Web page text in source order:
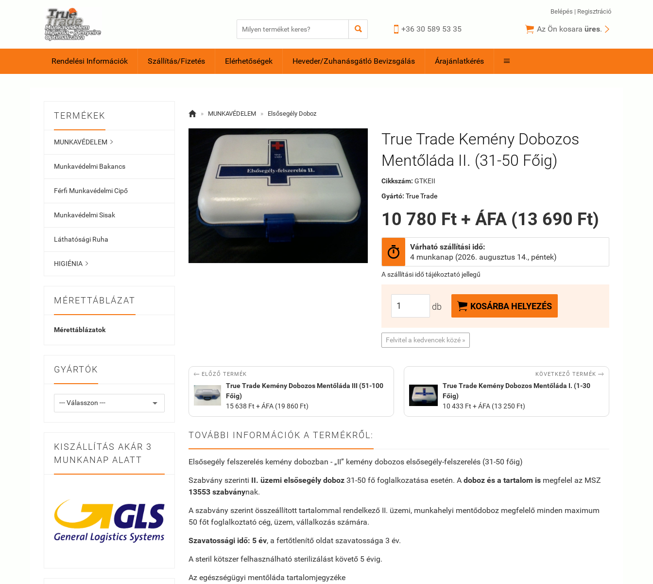
  +36 30 589 53 35  Az Ön kosara üres. 
Belépés | Regisztráció
Rendelési Információk Szállítás/Fizetés Elérhetőségek Heveder/Zuhanásgátló Bevizsgálás Árajánlatkérés 
TERMÉKEK
MUNKAVÉDELEM 
Munkavédelmi Bakancs
Férfi Munkavédelmi Cipő
Munkavédelmi Sisak
Láthatósági Ruha
HIGIÉNIA 
MÉRETTÁBLÁZAT
Mérettáblázatok
GYÁRTÓK
KISZÁLLÍTÁS AKÁR 3
MUNKANAP ALATT
 » MUNKAVÉDELEM » Elsősegély Doboz
True Trade Kemény Dobozos
Mentőláda II. (31-50 Főig)
Cikkszám: GTKEII
Gyártó:True Trade
10 780 Ft + ÁFA (13 690 Ft)

Várható szállítási idő:
4 munkanap (2026. augusztus 14., péntek)
A szállítási idő tájékoztató jellegű
db  KOSÁRBA HELYEZÉS
Felvitel a kedvencek közé »
 ELŐZŐ TERMÉK
True Trade Kemény Dobozos Mentőláda III (51-100
Főig)
15 638 Ft + ÁFA (19 860 Ft)
KÖVETKEZŐ TERMÉK 
True Trade Kemény Dobozos Mentőláda I. (1-30
Főig)
10 433 Ft + ÁFA (13 250 Ft)
TOVÁBBI INFORMÁCIÓK A TERMÉKRŐL:
Elsősegély felszerelés kemény dobozban - „II” kemény dobozos elsősegély-felszerelés (31-50 főig)
Szabvány szerinti II. üzemi elsősegély doboz 31-50 fő foglalkozatása esetén. A doboz és a tartalom is megfelel az MSZ
13553 szabványnak.
A szabvány szerint összeállított tartalommal rendelkező II. üzemi, munkahelyi mentődoboz megfelelő minden maximum
50 főt foglalkoztató cég, üzem, vállalkozás számára.
Szavatossági idő: 5 év, a fertőtlenítő oldat szavatossága 3 év.
A steril kötszer felhasználható sterilizálást követő 5 évig.
Az egészségügyi mentőláda tartalomjegyzéke